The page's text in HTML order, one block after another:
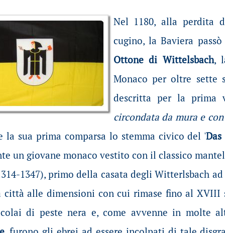
Nel 1180, alla perdita
cugino, la Baviera
Ottone di Wittelsbach,
Monaco per oltre sette
descritta per la prima
circondata da mura e
la sua prima comparsa lo stemma civico del '
un giovane monaco vestito con il classico
1347), primo della casata degli Witterlsbach
città alle dimensioni con cui rimase fino al XVIII
di peste nera e, come avvenne in molte